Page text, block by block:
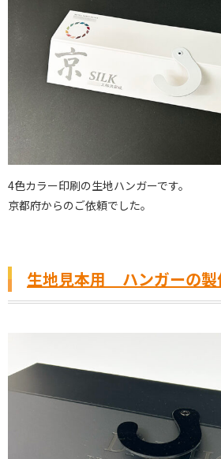
4色カラー印刷の生地ハンガーです。
京都府からのご依頼でした。
生地見本用 ハンガーの製